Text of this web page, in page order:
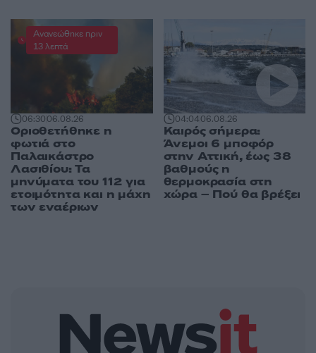
06:3006.08.26
Οριοθετήθηκε η
φωτιά στο
Παλαικάστρο
Λασιθίου: Τα
μηνύματα του 112 για
ετοιμότητα και η μάχη
των εναέριων
Ανανεώθηκε πριν
13 λεπτά
04:0406.08.26
Καιρός σήμερα:
Άνεμοι 6 μποφόρ
στην Αττική, έως 38
βαθμούς η
θερμοκρασία στη
χώρα – Πού θα βρέξει